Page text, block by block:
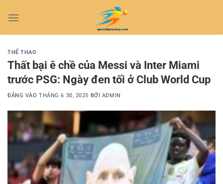
qua
THỂ THAO
Thất bại ê chề của Messi và Inter Miami
trước PSG: Ngày đen tối ở Club World Cup
ĐĂNG VÀOTHÁNG 6 30, 2025 BỞI ADMIN